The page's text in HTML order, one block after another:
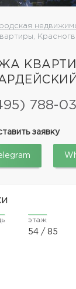
788-
заявку
этаж
54 / 85